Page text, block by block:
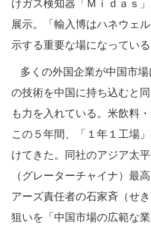
けガス検知器「Ｍｉｄａｓ
展示。「輸入博はハネウェ
示する重要な場になっている
多くの外国企業が中国市場
の技術を中国に持ち込むと
も力を入れている。米飲料
この５年間、「１年１工場
けてきた。同社のアジア太
（グレーターチャイナ）最
アーズ責任者の石家斉（せ
狙いを「中国市場の広範な